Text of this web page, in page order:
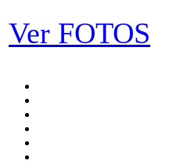
Ver FOTOS